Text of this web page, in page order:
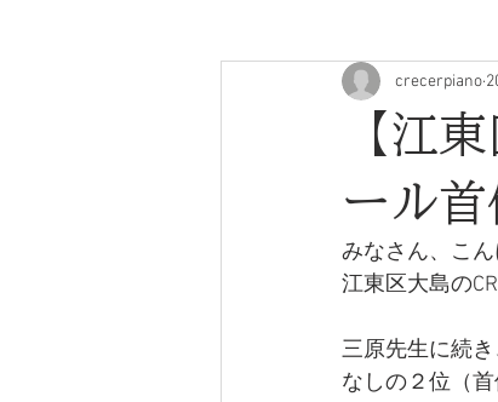
今すぐ始める
【江
ール
crecerpiano
みなさん、こん
江東区大島の
三原先生に続
なしの２位（